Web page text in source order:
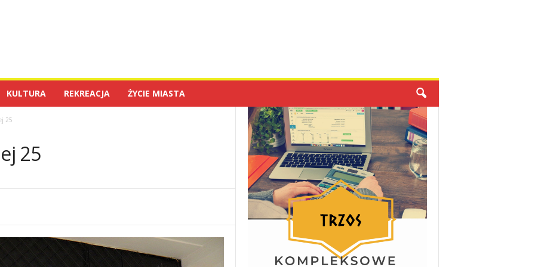
KULTURA REKREACJA ŻYCIE MIASTA
25
25